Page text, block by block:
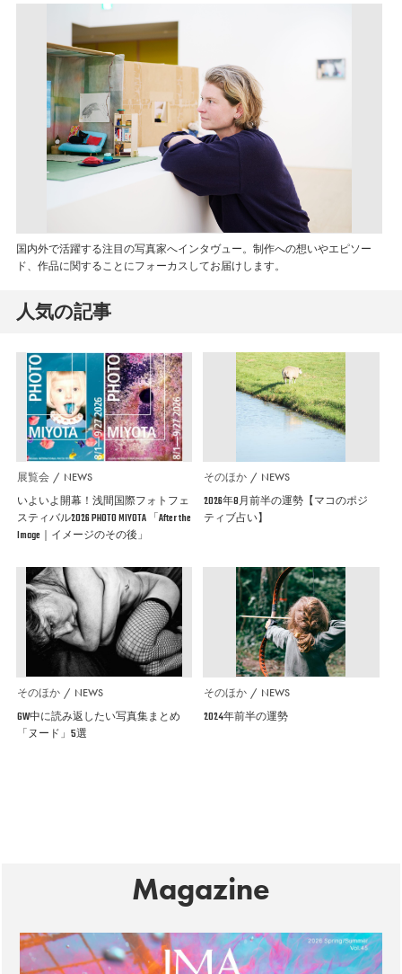
国内外で活躍する注目の写真家へインタヴュー。制作への想いやエピソー
ド、作品に関することにフォーカスしてお届けします。
人気の記事
展覧会 NEWS
いよいよ開幕！浅間国際フォトフェ
スティバル2026 PHOTO MIYOTA 「After the
Image｜イメージのその後」
そのほか NEWS
2026年8月前半の運勢【マコのポジ
ティブ占い】
そのほか NEWS
GW中に読み返したい写真集まとめ
「ヌード」5選
そのほか NEWS
2024年前半の運勢
Magazine